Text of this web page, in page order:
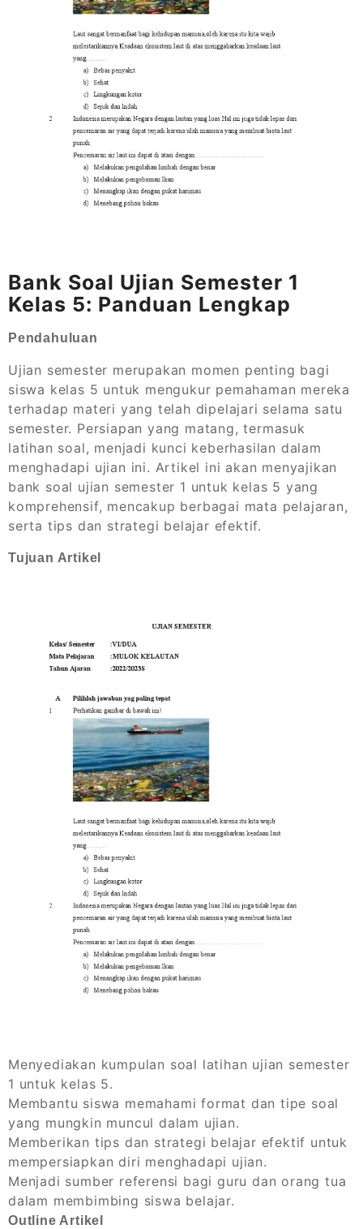
Bank Soal Ujian Semester 1
Kelas 5: Panduan Lengkap
Pendahuluan
Ujian semester merupakan momen penting bagi
siswa kelas 5 untuk mengukur pemahaman mereka
terhadap materi yang telah dipelajari selama satu
semester. Persiapan yang matang, termasuk
latihan soal, menjadi kunci keberhasilan dalam
menghadapi ujian ini. Artikel ini akan menyajikan
bank soal ujian semester 1 untuk kelas 5 yang
komprehensif, mencakup berbagai mata pelajaran,
serta tips dan strategi belajar efektif.
Tujuan Artikel
Menyediakan kumpulan soal latihan ujian semester
1 untuk kelas 5.
Membantu siswa memahami format dan tipe soal
yang mungkin muncul dalam ujian.
Memberikan tips dan strategi belajar efektif untuk
mempersiapkan diri menghadapi ujian.
Menjadi sumber referensi bagi guru dan orang tua
dalam membimbing siswa belajar.
Outline Artikel